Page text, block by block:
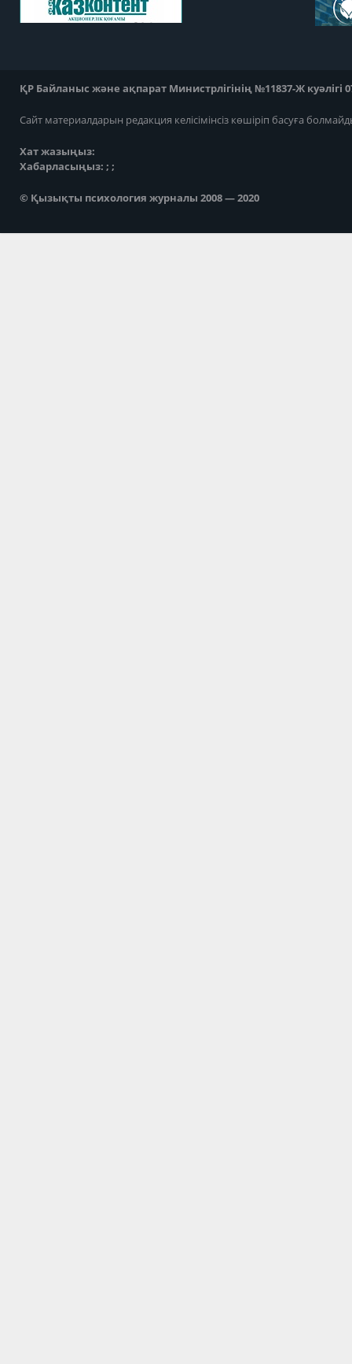
ҚР Байланыс және ақпарат Министрлігінің №11837-Ж куәлігі
Сайт материалдарын редакция келісімінсіз көшіріп басуға
Хат жазыңыз:
Хабарласыңыз: ; ;
© Қызықты психология журналы 2008 — 2020